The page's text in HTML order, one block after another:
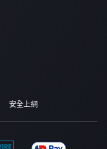
安全上網